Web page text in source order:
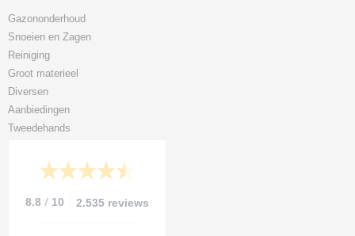
Gazononderhoud
Snoeien en Zagen
Reiniging
Groot materieel
Diversen
Aanbiedingen
Tweedehands
8.8 / 10 2.535 reviews